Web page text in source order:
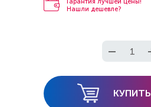
Нашли дешевле?
КУПИТЬ